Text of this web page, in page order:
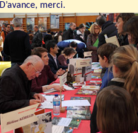
D’avance, merci.